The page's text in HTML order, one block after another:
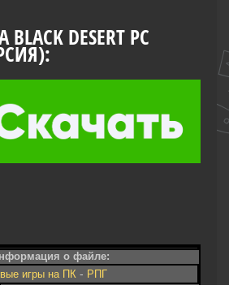
DESERT PC
о файле:
игры на ПК - РПГ